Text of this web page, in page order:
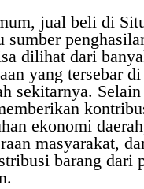
jual beli di
sumber
dilihat dari
yang tersebar
sekitarnya.
ekonomi
masyarakat,
barang dari